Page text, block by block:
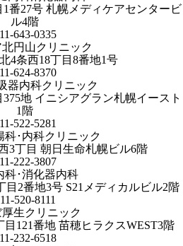
番27号 札幌メディケアセンタービ
ル4階
643-0335
円山クリニック
4条西18丁目8番地1号
624-8370
器内科クリニック
地 イニシアグラン札幌イースト
1階
522-5281
科･内科クリニック
3丁目 朝日生命札幌ビル6階
222-3807
科･消化器内科
目2番地3号 S21メディカルビル2階
520-8111
生クリニック
121番地 苗穂ヒラクスWEST3階
232-6518